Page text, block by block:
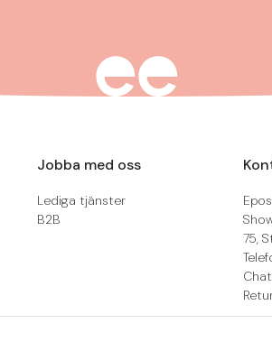
Jobba med oss
Lediga tjänster
B2B
75,